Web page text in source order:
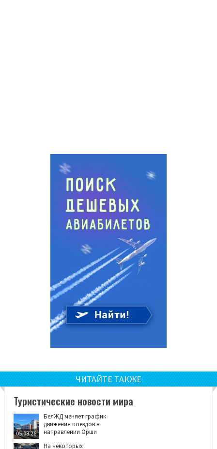
ЧИТАЙТЕ ТАКЖЕ
Туристические новости мира
05.08.26
БелЖД меняет график
движения поездов в
направлении Орши
На некоторых